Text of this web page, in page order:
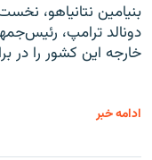
بنیامین نتانیاهو،
دونالد ترامپ،
خارجه این کشور را در
ادامه خبر